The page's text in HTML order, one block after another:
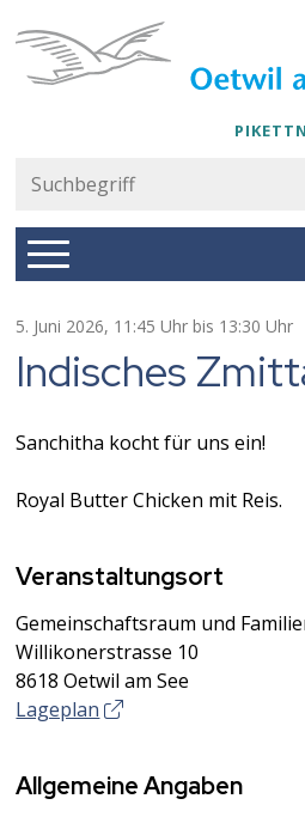
Navigieren in
Suchbegriff
Hauptnavigation
Indisches
5. Juni 2026, 11:45 Uhrbis 13:30 Uhr
Sanchitha kocht für uns ein!
Royal Butter Chicken mit Reis.
Veranstaltungsort
Gemeinschaftsraum und
Willikonerstrasse 10
8618 Oetwil am See
Lageplan
Allgemeine Angaben